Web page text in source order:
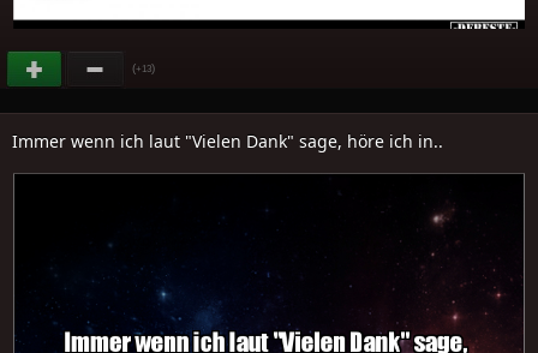
(+13)
Immer wenn ich laut "Vielen Dank" sage, höre ich in..